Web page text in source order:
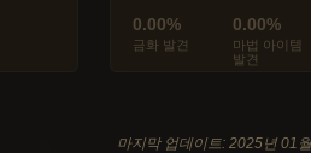
0.00%
금화 발견
0.00%
마법 아이템
발견
마지막 업데이트: 2025년 01